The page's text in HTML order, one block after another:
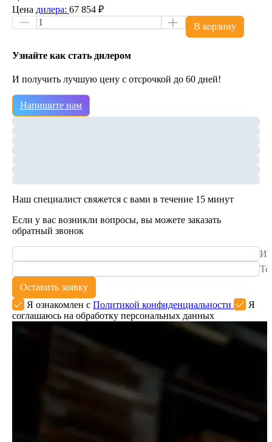
Цена дилера: 67 854 ₽
В корзину
Узнайте как стать дилером
И получить лучшую цену с отсрочкой до 60 дней!
Напишите нам
Наш специалист свяжется с вами в течение 15 минут
Если у вас возникли вопросы, вы можете заказать
обратный звонок
Оставить заявку
Я ознакомлен с Политикой конфиденциальности
Я
соглашаюсь на обработку персональных данных